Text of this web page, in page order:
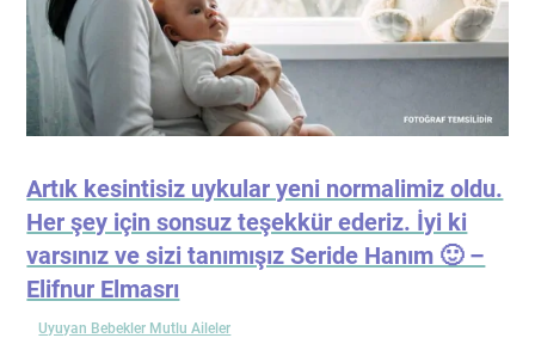
Artık kesintisiz uykular yeni normalimiz oldu.
Her şey için sonsuz teşekkür ederiz. İyi ki
varsınız ve sizi tanımışız Seride Hanım 🙂 –
Elifnur Elmasrı
Uyuyan Bebekler Mutlu Aileler